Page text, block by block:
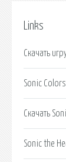
Links
Скачать
Sonic
Скачать
Sonic the